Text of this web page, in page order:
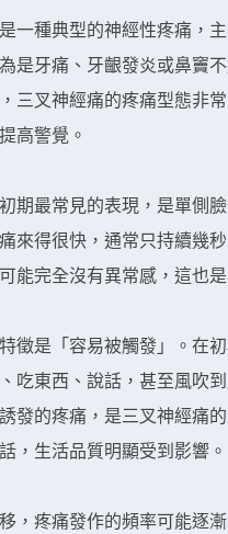
一種典型的神經性疼痛，
是牙痛、牙齦發炎或鼻竇
三叉神經痛的疼痛型態非
高警覺。
期最常見的表現，是單側
來得很快，通常只持續幾
能完全沒有異常感，這也
徵是「容易被觸發」。在
吃東西、說話，甚至風吹
發的疼痛，是三叉神經痛
，生活品質明顯受到影響。
，疼痛發作的頻率可能逐